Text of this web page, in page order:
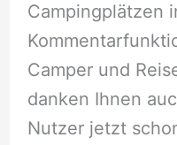
Campingplätzen
Camper und
danken Ihnen
Nutzer jetzt